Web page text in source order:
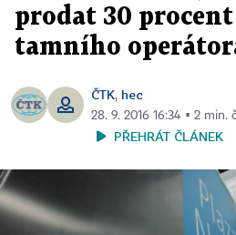
prodat 30
tamního
ČTK, hec
28. 9. 2016 16:34 ▪ 2 min.
PŘEHRÁT ČLÁNEK